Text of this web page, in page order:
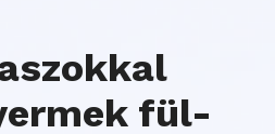
fül-